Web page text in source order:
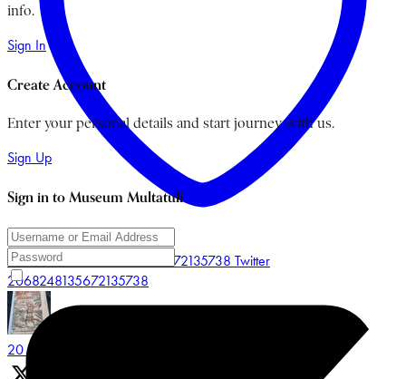
Like on Twitter 2068248135672135738 Twitter
2068248135672135738
20 Jun
info.
Sign In
Create Account
Enter your personal details and start journey with us.
Sign Up
Sign in to Museum Multatuli